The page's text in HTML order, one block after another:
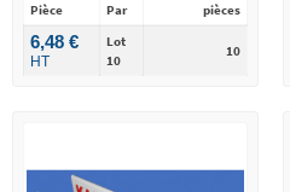
Pièce
Par
pièces
6,48 €
HT
Lot
10
10